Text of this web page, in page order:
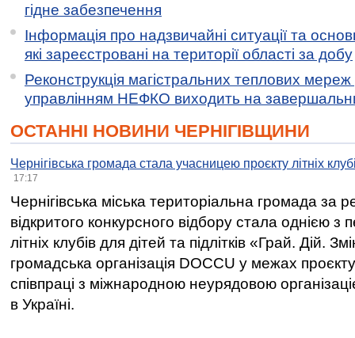
гідне забезпечення
Інформація про надзвичайні ситуації та
які зареєстровані на території області за добу
Реконструкція магістральних теплових мереж
управлінням НЕФКО виходить на
ОСТАННІ НОВИНИ ЧЕРНІГІВЩИНИ
Чернігівська громада стала учасницею проєкту літніх
17:17
Чернігівська міська територіальна громада за
відкритого конкурсного відбору стала однією
літніх клубів для дітей та підлітків «Грай. Дій.
громадська організація DOCCU у межах
співпраці з міжнародною неурядовою
в Україні.